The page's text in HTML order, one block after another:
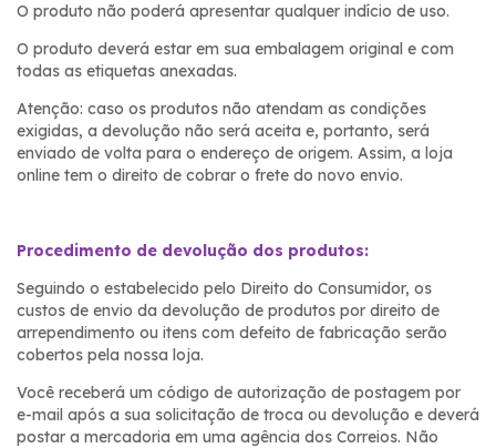
O produto não poderá apresentar qualquer indício de uso.
O produto deverá estar em sua embalagem original e com
todas as etiquetas anexadas.
Atenção: caso os produtos não atendam as condições
exigidas, a devolução não será aceita e, portanto, será
enviado de volta para o endereço de origem. Assim, a loja
online tem o direito de cobrar o frete do novo envio.
Procedimento de devolução dos produtos:
Seguindo o estabelecido pelo Direito do Consumidor, os
custos de envio da devolução de produtos por direito de
arrependimento ou itens com defeito de fabricação serão
cobertos pela nossa loja.
Você receberá um código de autorização de postagem por
e-mail após a sua solicitação de troca ou devolução e deverá
postar a mercadoria em uma agência dos Correios. Não